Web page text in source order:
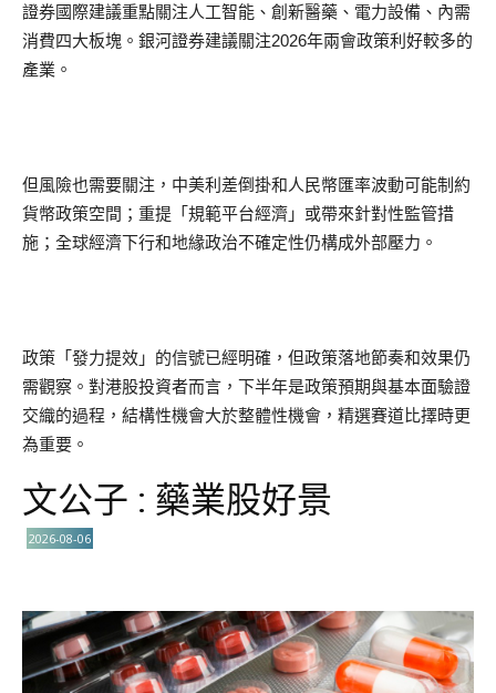
證券國際建議重點關注人工智能、創新醫藥、電力設備、內需
消費四大板塊。銀河證券建議關注2026年兩會政策利好較多的
產業。
但風險也需要關注，中美利差倒掛和人民幣匯率波動可能制約
貨幣政策空間；重提「規範平台經濟」或帶來針對性監管措
施；全球經濟下行和地緣政治不確定性仍構成外部壓力。
政策「發力提效」的信號已經明確，但政策落地節奏和效果仍
需觀察。對港股投資者而言，下半年是政策預期與基本面驗證
交織的過程，結構性機會大於整體性機會，精選賽道比擇時更
為重要。
文公子 : 藥業股好景
2026-08-06